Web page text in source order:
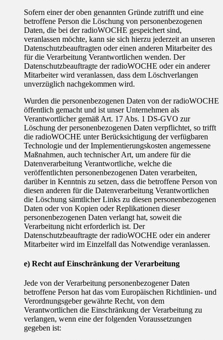
Sofern einer der oben genannten Gründe zutrifft und eine
betroffene Person die Löschung von personenbezogenen
Daten, die bei der radioWOCHE gespeichert sind,
veranlassen möchte, kann sie sich hierzu jederzeit an unseren
Datenschutzbeauftragten oder einen anderen Mitarbeiter des
für die Verarbeitung Verantwortlichen wenden. Der
Datenschutzbeauftragte der radioWOCHE oder ein anderer
Mitarbeiter wird veranlassen, dass dem Löschverlangen
unverzüglich nachgekommen wird.
Wurden die personenbezogenen Daten von der radioWOCHE
öffentlich gemacht und ist unser Unternehmen als
Verantwortlicher gemäß Art. 17 Abs. 1 DS-GVO zur
Löschung der personenbezogenen Daten verpflichtet, so trifft
die radioWOCHE unter Berücksichtigung der verfügbaren
Technologie und der Implementierungskosten angemessene
Maßnahmen, auch technischer Art, um andere für die
Datenverarbeitung Verantwortliche, welche die
veröffentlichten personenbezogenen Daten verarbeiten,
darüber in Kenntnis zu setzen, dass die betroffene Person von
diesen anderen für die Datenverarbeitung Verantwortlichen
die Löschung sämtlicher Links zu diesen personenbezogenen
Daten oder von Kopien oder Replikationen dieser
personenbezogenen Daten verlangt hat, soweit die
Verarbeitung nicht erforderlich ist. Der
Datenschutzbeauftragte der radioWOCHE oder ein anderer
Mitarbeiter wird im Einzelfall das Notwendige veranlassen.
e) Recht auf Einschränkung der Verarbeitung
Jede von der Verarbeitung personenbezogener Daten
betroffene Person hat das vom Europäischen Richtlinien- und
Verordnungsgeber gewährte Recht, von dem
Verantwortlichen die Einschränkung der Verarbeitung zu
verlangen, wenn eine der folgenden Voraussetzungen
gegeben ist: